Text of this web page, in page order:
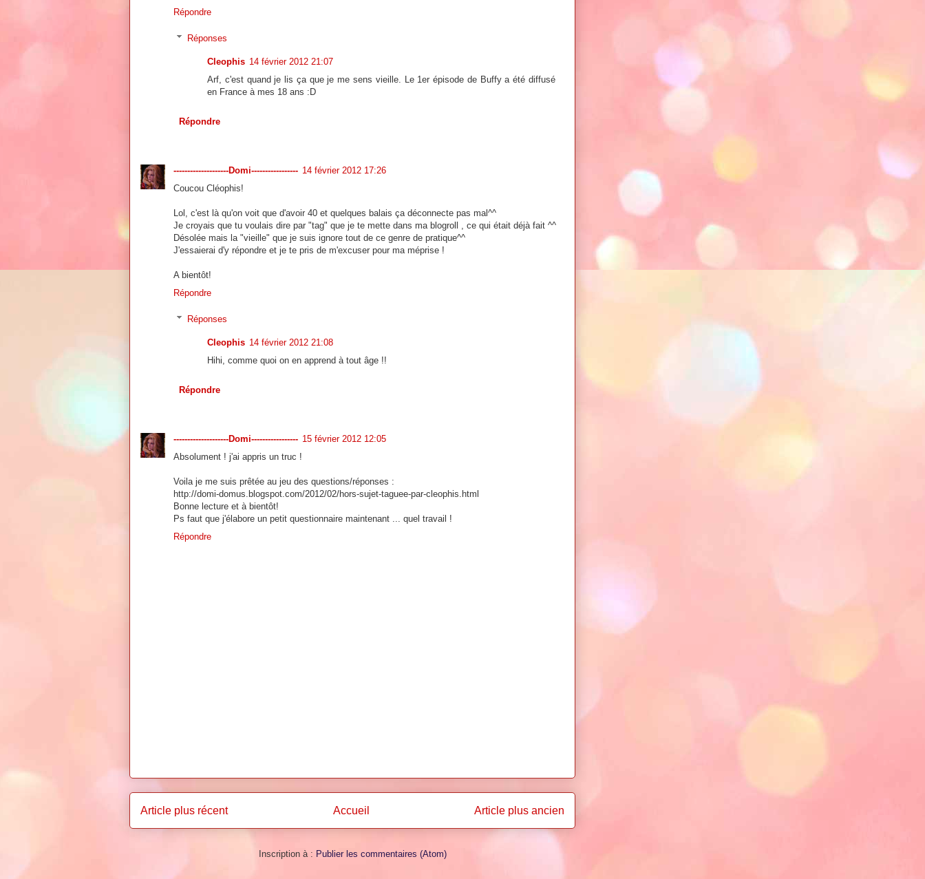
Répondre
Réponses
Cleophis 14 février 2012 21:07
Arf, c'est quand je lis ça que je me sens vieille. Le 1er épisode de Buffy a été diffusé
en France à mes 18 ans :D
Répondre
--------------------Domi----------------- 14 février 2012 17:26
Coucou Cléophis!
Lol, c'est là qu'on voit que d'avoir 40 et quelques balais ça déconnecte pas mal^^
Je croyais que tu voulais dire par "tag" que je te mette dans ma blogroll , ce qui était déjà fait ^^
Désolée mais la "vieille" que je suis ignore tout de ce genre de pratique^^
J'essaierai d'y répondre et je te pris de m'excuser pour ma méprise !
A bientôt!
Répondre
Réponses
Cleophis 14 février 2012 21:08
Hihi, comme quoi on en apprend à tout âge !!
Répondre
--------------------Domi----------------- 15 février 2012 12:05
Absolument ! j'ai appris un truc !
Voila je me suis prêtée au jeu des questions/réponses :
http://domi-domus.blogspot.com/2012/02/hors-sujet-taguee-par-cleophis.html
Bonne lecture et à bientôt!
Ps faut que j'élabore un petit questionnaire maintenant ... quel travail !
Répondre
Article plus récent Article plus ancien
Accueil
Inscription à : Publier les commentaires (Atom)